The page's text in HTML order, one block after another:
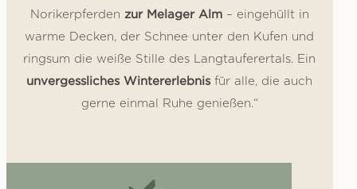
Norikerpferden zur Melager Alm– eingehüllt in
warme Decken, der Schnee unter den Kufen und
ringsum die weiße Stille des Langtauferertals. Ein
unvergessliches Wintererlebnisfür alle, die auch
gerne einmal Ruhe genießen.“